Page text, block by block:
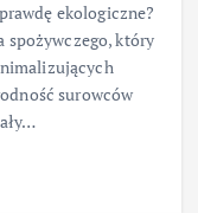
ekologiczne?
spożywczego, który
surowców